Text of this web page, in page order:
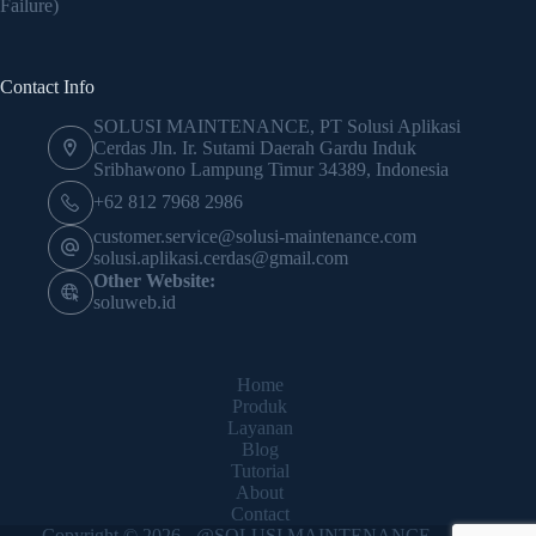
Failure)
Contact Info
SOLUSI MAINTENANCE, PT Solusi Aplikasi
Cerdas Jln. Ir. Sutami Daerah Gardu Induk
Sribhawono Lampung Timur 34389, Indonesia
+62 812 7968 2986
customer.service@solusi-maintenance.com
solusi.aplikasi.cerdas@gmail.com
Other Website:
soluweb.id
Home
Produk
Layanan
Blog
Tutorial
About
Contact